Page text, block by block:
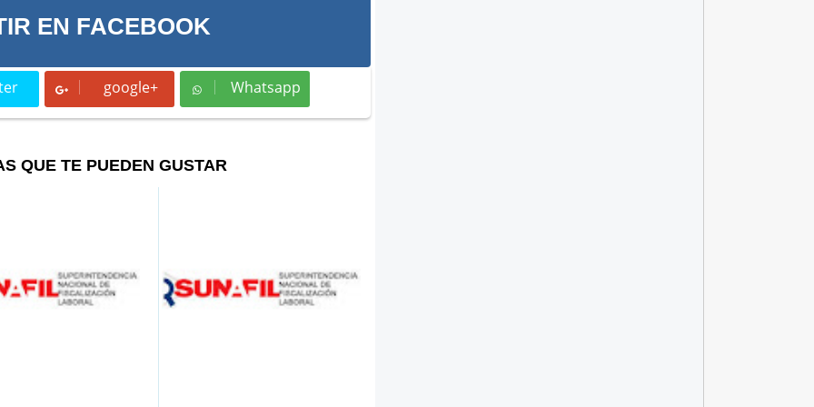
EN FACEBOOK
google+ Whatsapp
Whatsapp
QUE TE PUEDEN GUSTAR